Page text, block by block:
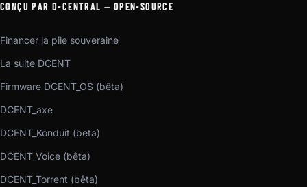
CONÇU PAR D-CENTRAL — OPEN-SOURCE
Financer la pile souveraine
La suite DCENT
Firmware DCENT_OS (bêta)
DCENT_axe
DCENT_Konduit (beta)
DCENT_Voice (bêta)
DCENT_Torrent (bêta)